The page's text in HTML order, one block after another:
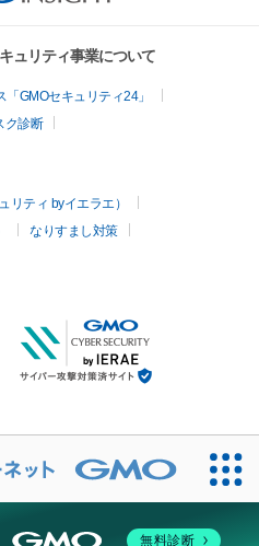
ュリティ事業について
GMOセキュリティ24」
ク診断
リティ byイエラエ）
なりすまし対策
無料診断